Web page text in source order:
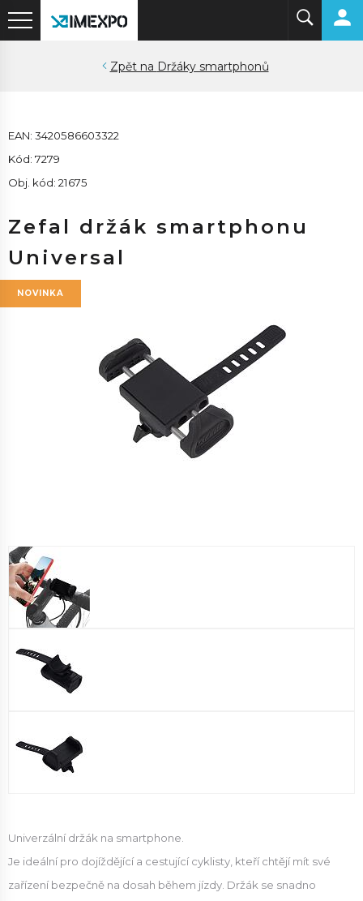
Držáky smartphonů
EAN: 3420586603322
Kód: 7279
Obj. kód: 21675
Zefal držák smartphonu
Universal
NOVINKA
Univerzální držák na smartphone.
Je ideální pro dojíždějící a cestující cyklisty, kteří chtějí mít své
zařízení bezpečně na dosah během jízdy. Držák se snadno